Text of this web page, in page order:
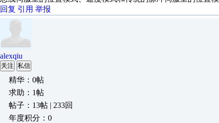
回复 引用 举报
alexqiu
关注 私信
精华：0帖
求助：1帖
帖子：13帖 | 233回
年度积分：0